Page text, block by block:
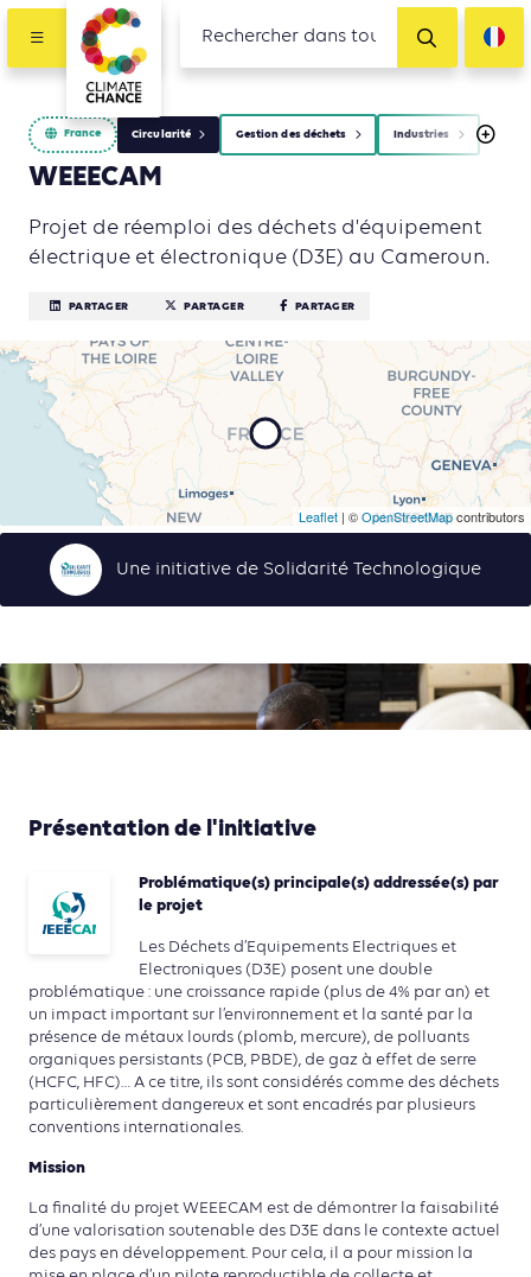
France Circularité Gestion des déchets Industries
WEEECAM
Projet de réemploi des déchets d'équipement
électrique et électronique (D3E) au Cameroun.
PARTAGER PARTAGER PARTAGER
Leaflet | ©OpenStreetMapcontributors
Une initiative de Solidarité Technologique
Présentation de l'initiative
Problématique(s) principale(s) addressée(s) par
le projet
Les Déchets d’Equipements Electriques et
Electroniques (D3E) posent une double
problématique : une croissance rapide (plus de 4% par an) et
un impact important sur l’environnement et la santé par la
présence de métaux lourds (plomb, mercure), de polluants
organiques persistants (PCB, PBDE), de gaz à effet de serre
(HCFC, HFC)… A ce titre, ils sont considérés comme des déchets
particulièrement dangereux et sont encadrés par plusieurs
conventions internationales.
Mission
La finalité du projet WEEECAM est de démontrer la faisabilité
d’une valorisation soutenable des D3E dans le contexte actuel
des pays en développement. Pour cela, il a pour mission la